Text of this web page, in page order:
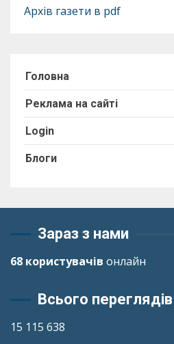
Архів газети в pdf
Головна
Реклама на сайті
Login
Блоги
Зараз з нами
68 користувачів онлайн
Всього переглядів
15 115 638